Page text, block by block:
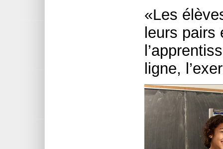
«Les
leurs pairs
ligne,